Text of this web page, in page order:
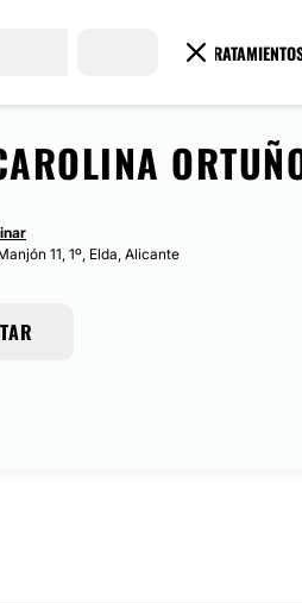
11, 1º, Elda, Alicante